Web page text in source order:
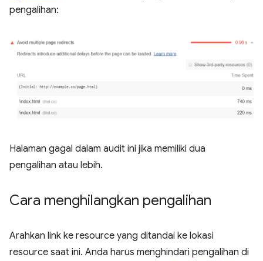
pengalihan:
Halaman gagal dalam audit ini jika memiliki dua
pengalihan atau lebih.
Cara menghilangkan pengalihan
Arahkan link ke resource yang ditandai ke lokasi
resource saat ini. Anda harus menghindari pengalihan di